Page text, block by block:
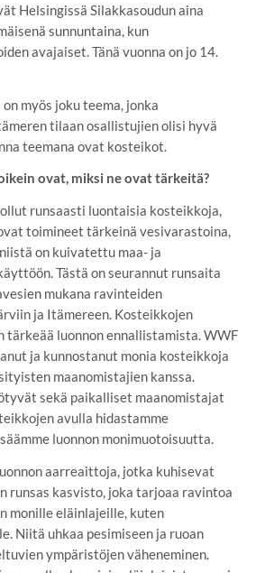
Helsingissä Silakkasoudun aina
sunnuntaina, kun
avajaiset. Tänä vuonna on jo 14.
myös joku teema, jonka
tilaan osallistujien olisi hyvä
teemana ovat kosteikot.
ovat, miksi ne ovat tärkeitä?
runsaasti luontaisia kosteikkoja,
toimineet tärkeinä vesivarastoina,
on kuivatettu maa- ja
Tästä on seurannut runsaita
mukana ravinteiden
ja Itämereen. Kosteikkojen
tärkeää luonnon ennallistamista. WWF
ja kunnostanut monia kosteikkoja
maanomistajien kanssa.
sekä paikalliset maanomistajat
avulla hidastamme
luonnon monimuotoisuutta.
aarreaittoja, jotka kuhisevat
runsas kasvisto, joka tarjoaa ravintoa
monille eläinlajeille, kuten
Niitä uhkaa pesimiseen ja ruoan
ympäristöjen väheneminen.